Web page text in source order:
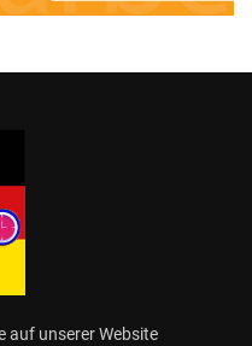
auf unserer Website